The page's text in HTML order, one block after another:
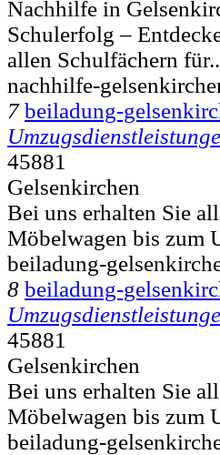
Nachhilfe in
Schulerfolg –
allen Schulfächern für..
nachhilfe-
7 beiladung-
45881
Gelsenkirchen⁠
Bei uns erhalten Sie
Möbelwagen bis zum
beiladung-
8 beiladung-
45881
Gelsenkirchen⁠
Bei uns erhalten Sie
Möbelwagen bis zum
beiladung-